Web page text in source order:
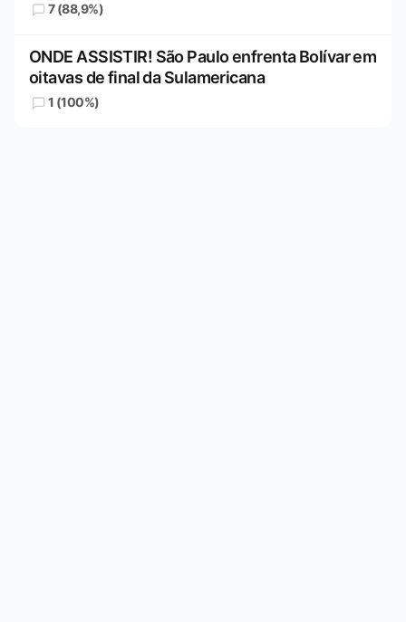
7 (88,9%)
ONDE ASSISTIR! São Paulo enfrenta Bolívar em
oitavas de final da Sulamericana
1 (100%)